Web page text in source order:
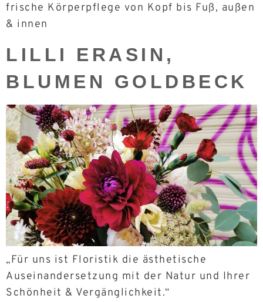
frische Körperpflege von Kopf bis Fuß, außen
& innen
LILLI ERASIN,
BLUMEN GOLDBECK
„Für uns ist Floristik die ästhetische
Auseinandersetzung mit der Natur und Ihrer
Schönheit & Vergänglichkeit.“